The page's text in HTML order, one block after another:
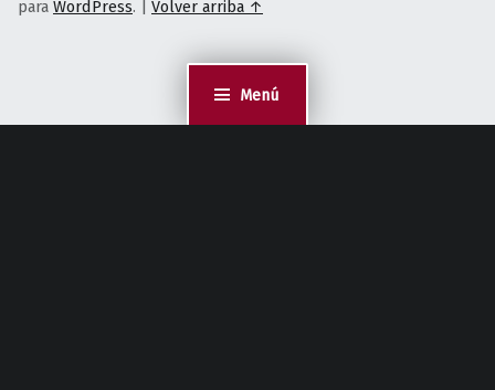
Menú
para WordPress. | Volver arriba ↑